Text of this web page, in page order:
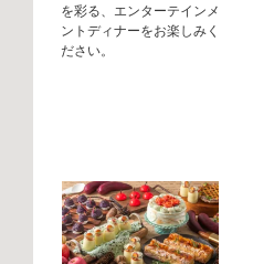
を彩る、エンターテインメ
ントディナーをお楽しみく
ださい。